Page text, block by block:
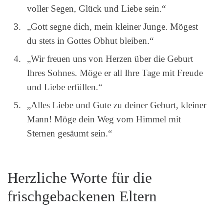
voller Segen, Glück und Liebe sein.“
„Gott segne dich, mein kleiner Junge. Mögest
du stets in Gottes Obhut bleiben.“
„Wir freuen uns von Herzen über die Geburt
Ihres Sohnes. Möge er all Ihre Tage mit Freude
und Liebe erfüllen.“
„Alles Liebe und Gute zu deiner Geburt, kleiner
Mann! Möge dein Weg vom Himmel mit
Sternen gesäumt sein.“
Herzliche Worte für die
frischgebackenen Eltern